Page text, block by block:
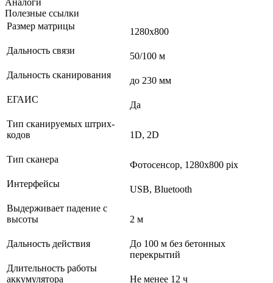
Полезные ссылки
Размер матрицы
1280х800
Дальность связи
50/100 м
Дальность сканирования
до 230 мм
ЕГАИС
Да
Тип сканируемых штрих-
кодов
1D, 2D
Тип сканера
Фотосенсор, 1280x800 pix
Интерфейсы
USB, Bluetooth
Выдерживает падение с
высоты
2 м
Дальность действия
До 100 м без бетонных
перекрытий
Длительность работы
аккумулятора
Не менее 12 ч